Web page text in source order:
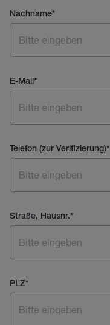
Nachname*
E-Mail*
Telefon (zur Verifizierung)*
Straße, Hausnr.*
PLZ*